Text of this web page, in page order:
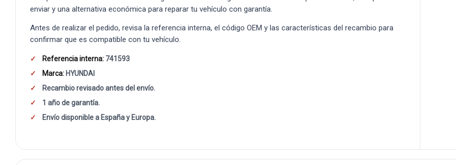
enviar y una alternativa económica para reparar tu vehículo con garantía.
Antes de realizar el pedido, revisa la referencia interna, el código OEM y las características del recambio para
confirmar que es compatible con tu vehículo.
Referencia interna: 741593
Marca: HYUNDAI
Recambio revisado antes del envío.
1 año de garantía.
Envío disponible a España y Europa.